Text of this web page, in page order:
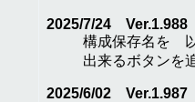
2025/7/24 Ver.1.988
構成保存名を
出来るボタンを
2025/6/02 Ver.1.987